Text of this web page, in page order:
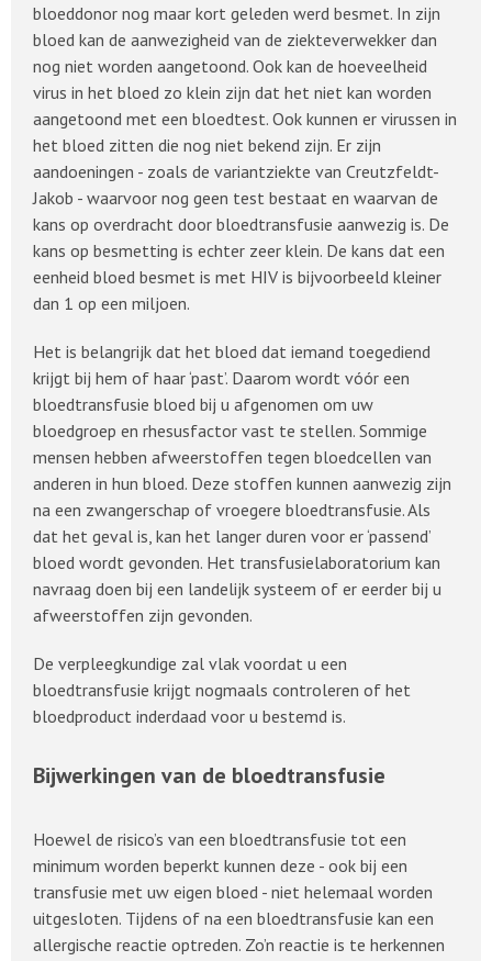
bloeddonor nog maar kort geleden werd besmet. In zijn
bloed kan de aanwezigheid van de ziekteverwekker dan
nog niet worden aangetoond. Ook kan de hoeveelheid
virus in het bloed zo klein zijn dat het niet kan worden
aangetoond met een bloedtest. Ook kunnen er virussen in
het bloed zitten die nog niet bekend zijn. Er zijn
aandoeningen - zoals de variantziekte van Creutzfeldt-
Jakob - waarvoor nog geen test bestaat en waarvan de
kans op overdracht door bloedtransfusie aanwezig is. De
kans op besmetting is echter zeer klein. De kans dat een
eenheid bloed besmet is met HIV is bijvoorbeeld kleiner
dan 1 op een miljoen.
Het is belangrijk dat het bloed dat iemand toegediend
krijgt bij hem of haar ‘past’. Daarom wordt vóór een
bloedtransfusie bloed bij u afgenomen om uw
bloedgroep en rhesusfactor vast te stellen. Sommige
mensen hebben afweerstoffen tegen bloedcellen van
anderen in hun bloed. Deze stoffen kunnen aanwezig zijn
na een zwangerschap of vroegere bloedtransfusie. Als
dat het geval is, kan het langer duren voor er ‘passend’
bloed wordt gevonden. Het transfusielaboratorium kan
navraag doen bij een landelijk systeem of er eerder bij u
afweerstoffen zijn gevonden.
De verpleegkundige zal vlak voordat u een
bloedtransfusie krijgt nogmaals controleren of het
bloedproduct inderdaad voor u bestemd is.
Bijwerkingen van de bloedtransfusie
Hoewel de risico’s van een bloedtransfusie tot een
minimum worden beperkt kunnen deze - ook bij een
transfusie met uw eigen bloed - niet helemaal worden
uitgesloten. Tijdens of na een bloedtransfusie kan een
allergische reactie optreden. Zo’n reactie is te herkennen